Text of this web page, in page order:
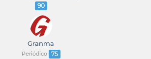
90
Granma
Periódico 75